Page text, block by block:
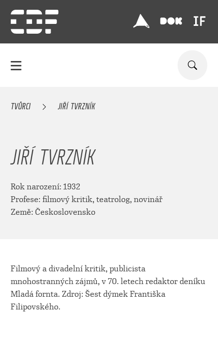
TVŮRCI JIŘÍ TVRZNÍK
JIŘÍ TVRZNÍK
Rok narození: 1932
Profese: filmový kritik, teatrolog, novinář
Země: Československo
Filmový a divadelní kritik, publicista
mnohostranných zájmů, v 70. letech redaktor deníku
Mladá fornta. Zdroj: Šest dýmek Františka
Filipovského.